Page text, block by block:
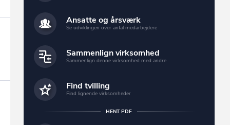
Ansatte og årsværk
Se udviklingen over antal medarbejdere
Sammenlign virksomhed
Sammenlign denne virksomhed med andre
Find tvilling
Find lignende virksomheder
HENT PDF